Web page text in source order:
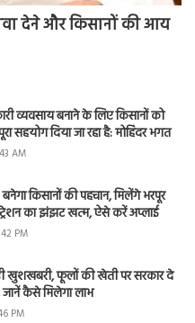
देने और किसानों की आय
व्यवसाय बनाने के लिए किसानों को
सहयोग दिया जा रहा है: मोहिंदर भगत
AM
किसानों की पहचान, मिलेंगे भरपूर
का झंझट खत्म, ऐसे करें अप्लाई
PM
खुशखबरी, फूलों की खेती पर सरकार दे
जानें कैसे मिलेगा लाभ
PM